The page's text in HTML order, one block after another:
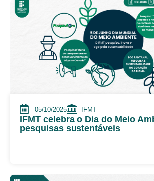
05/10/2025 IFMT
IFMT celebra o Dia do Meio
pesquisas sustentáveis